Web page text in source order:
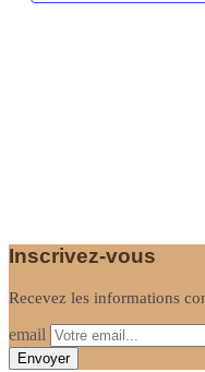
Inscrivez-vous
Recevez les informations
email